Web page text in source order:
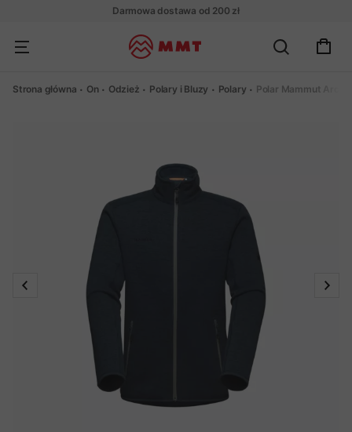
Darmowa dostawa od 200 zł
Strona główna On Odzież Polary i Bluzy Polary Polar Mammut